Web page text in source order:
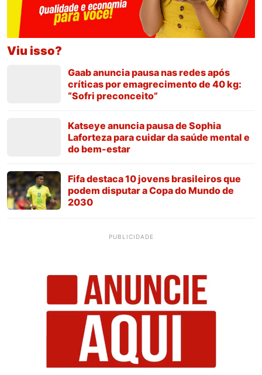
Viu isso?
Gaab anuncia pausa nas redes após
críticas por emagrecimento de 40 kg:
“Sofri preconceito”
Katseye anuncia pausa de Sophia
Laforteza para cuidar da saúde mental e
do bem-estar
Fifa destaca 10 jovens brasileiros que
podem disputar a Copa do Mundo de
2030
PUBLICIDADE